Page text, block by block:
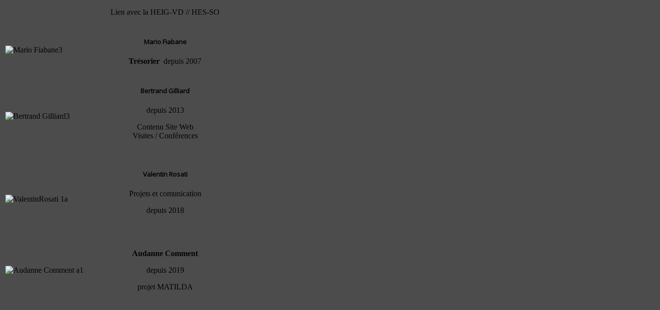
Lien avec la HEIG-VD // HES-SO
Mario Fiabane
Trésorier depuis 2007
Bertrand Gilliard
depuis 2013
Contenu Site Web
Visites / Conférences
Valentin Rosati
Projets et comunication
depuis 2018
Audanne Comment
depuis 2019
projet MATILDA